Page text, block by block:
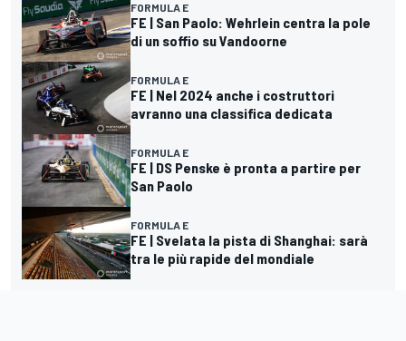
FORMULA E
FE | San Paolo: Wehrlein centra la pole
di un soffio su Vandoorne
FORMULA E
FE | Nel 2024 anche i costruttori
avranno una classifica dedicata
FORMULA E
FE | DS Penske è pronta a partire per
San Paolo
FORMULA E
FE | Svelata la pista di Shanghai: sarà
tra le più rapide del mondiale